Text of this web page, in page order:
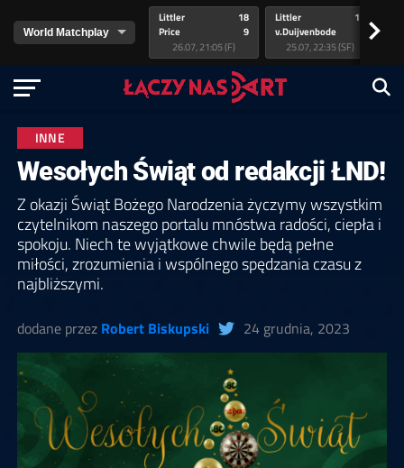
Littler
Price
18
9
26.07, 21:05 (F)
Littler
v.Duijvenbode
17
25.07, 22:35 (SF)
>
INNE
Wesołych Świąt od redakcji ŁND!
Z okazji Świąt Bożego Narodzenia życzymy wszystkim
czytelnikom naszego portalu mnóstwa radości, ciepła i
spokoju. Niech te wyjątkowe chwile będą pełne
miłości, zrozumienia i wspólnego spędzania czasu z
najbliższymi.
dodane przez Robert Biskupski 24 grudnia, 2023